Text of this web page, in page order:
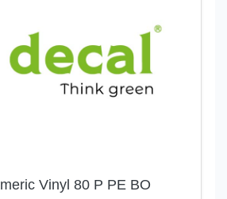
Vinyl 80 P PE BO